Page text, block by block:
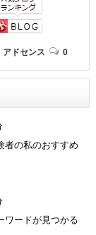
アドセンス 0
者の私のおすすめ
ワードが見つかる